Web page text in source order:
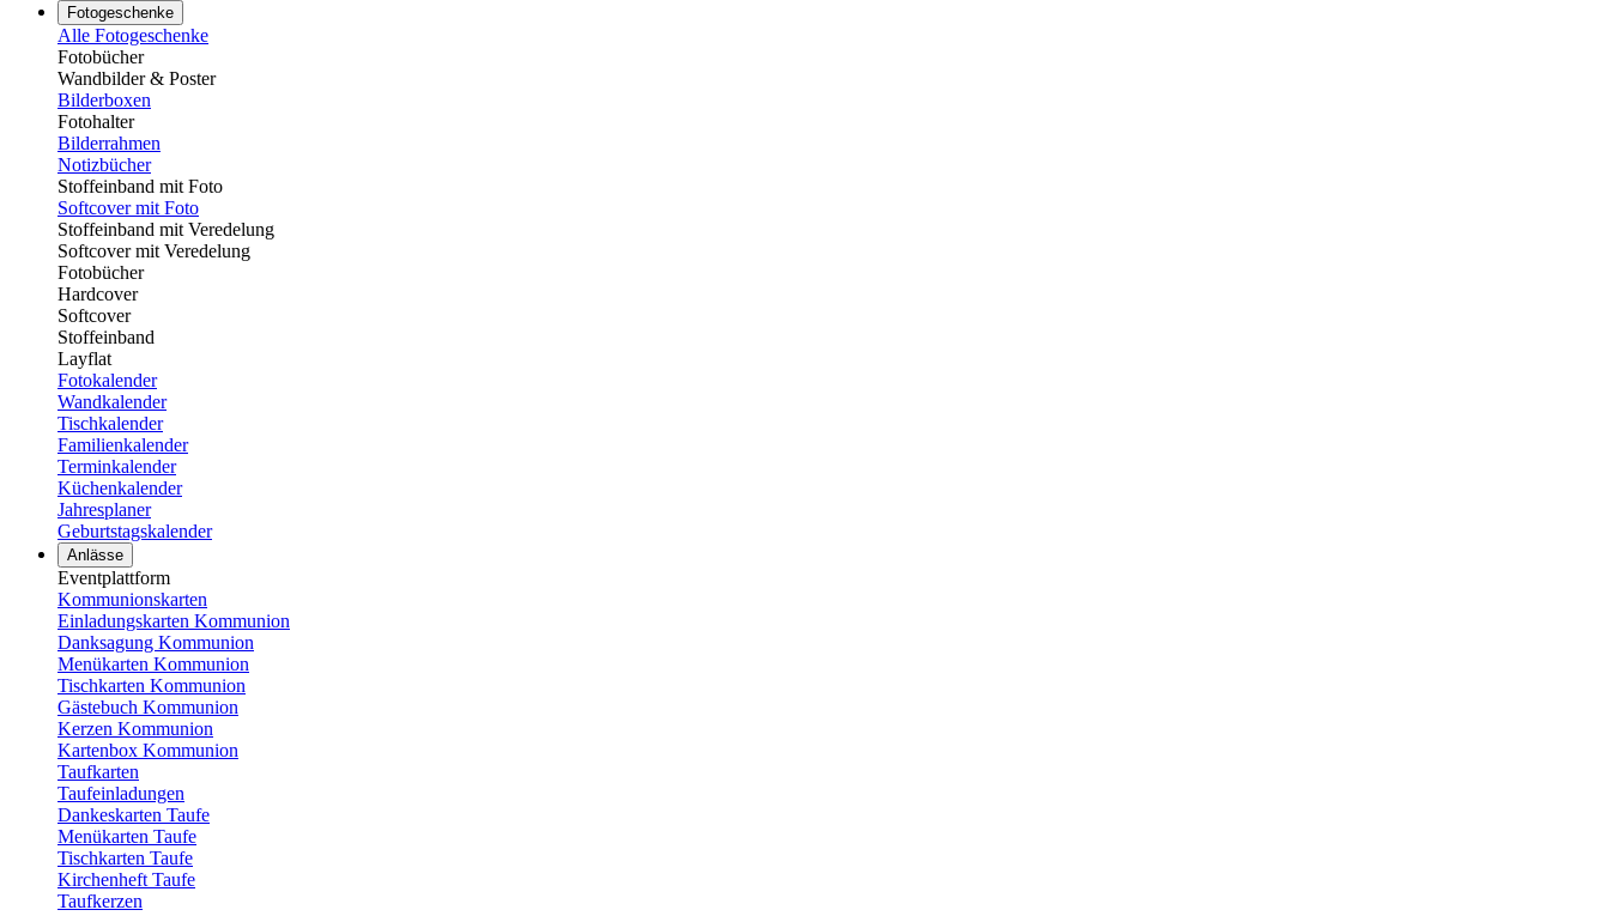
Fotogeschenke
Alle Fotogeschenke
Fotobücher
Wandbilder & Poster
Bilderboxen
Fotohalter
Bilderrahmen
Notizbücher
Stoffeinband mit Foto
Softcover mit Foto
Stoffeinband mit Veredelung
Softcover mit Veredelung
Fotobücher
Hardcover
Softcover
Stoffeinband
Layflat
Fotokalender
Wandkalender
Tischkalender
Familienkalender
Terminkalender
Küchenkalender
Jahresplaner
Geburtstagskalender
Anlässe
Eventplattform
Kommunionskarten
Einladungskarten Kommunion
Danksagung Kommunion
Menükarten Kommunion
Tischkarten Kommunion
Gästebuch Kommunion
Kerzen Kommunion
Kartenbox Kommunion
Taufkarten
Taufeinladungen
Dankeskarten Taufe
Menükarten Taufe
Tischkarten Taufe
Kirchenheft Taufe
Taufkerzen